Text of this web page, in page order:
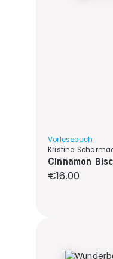
Vorlesebuch
Kristina
Cinnamon
Regular
€16.00